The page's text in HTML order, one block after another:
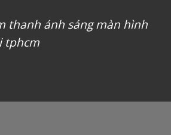
thanh ánh sáng màn hình
tphcm